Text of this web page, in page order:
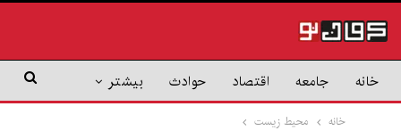
خانه جامعه اقتصاد حوادث بیشتر
خانه
محیط زیست